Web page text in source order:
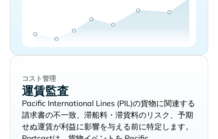
コスト管理
運賃監査
の貨物に関連する
請求書の不一致、滞船料・滞貨料のリスク、予期
せぬ運賃が利益に影響を与える前に特定します。